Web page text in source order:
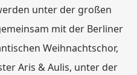
unter der großen
mit der Berliner
Weihnachtschor,
Aris & Aulis, unter der